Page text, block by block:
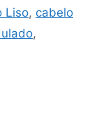
Liso, cabelo
,